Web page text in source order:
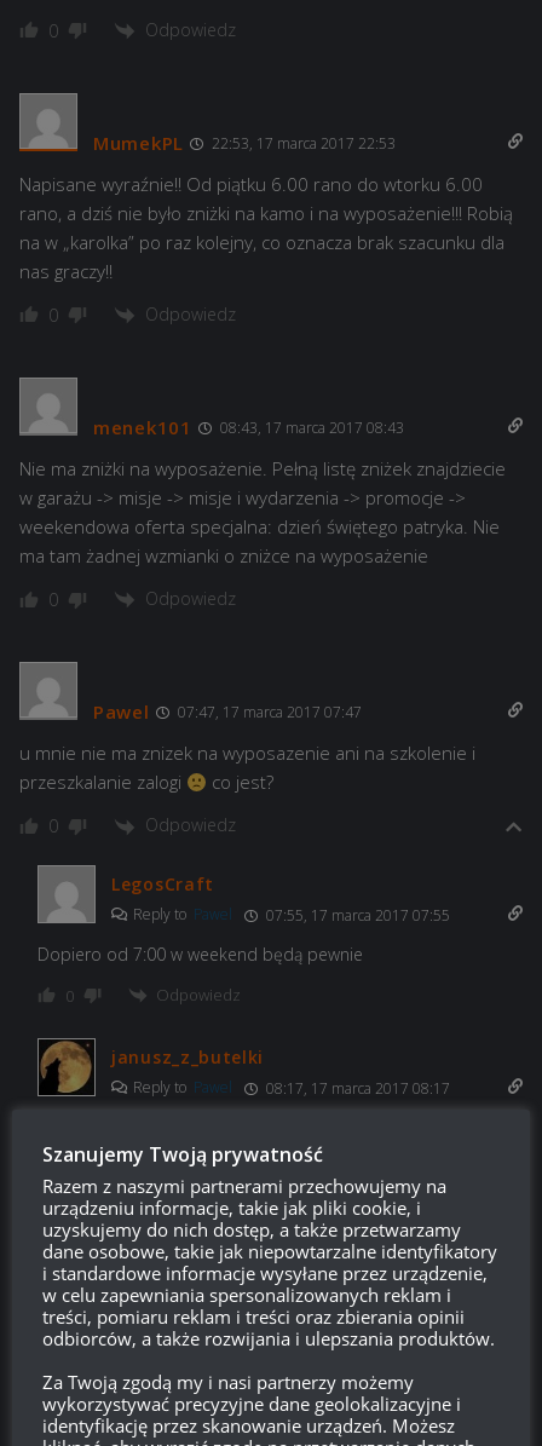
0 Odpowiedz
MumekPL 22:53, 17 marca 2017 22:53
Napisane wyraźnie!! Od piątku 6.00 rano do wtorku 6.00
rano, a dziś nie było zniżki na kamo i na wyposażenie!!! Robią
na w „karolka” po raz kolejny, co oznacza brak szacunku dla
nas graczy!!
0 Odpowiedz
menek101 08:43, 17 marca 2017 08:43
Nie ma zniżki na wyposażenie. Pełną listę zniżek znajdziecie
w garażu -> misje -> misje i wydarzenia -> promocje ->
weekendowa oferta specjalna: dzień świętego patryka. Nie
ma tam żadnej wzmianki o zniżce na wyposażenie
0 Odpowiedz
Pawel 07:47, 17 marca 2017 07:47
u mnie nie ma znizek na wyposazenie ani na szkolenie i
przeszkalanie zalogi
co jest?
0 Odpowiedz
LegosCraft
Reply to Pawel 07:55, 17 marca 2017 07:55
Dopiero od 7:00 w weekend będą pewnie
0 Odpowiedz
janusz_z_butelki
Reply to Pawel 08:17, 17 marca 2017 08:17
przeszkolenie
0 Odpowiedz
LegosCraft 07:12, 17 marca 2017 07:12
A nie zaraz jest napisane 50% wyposażenie a nie ma tego na
zdjęciu
0 Odpowiedz
Szanujemy Twoją prywatność
Razem z naszymi partnerami przechowujemy na
urządzeniu informacje, takie jak pliki cookie, i
uzyskujemy do nich dostęp, a także przetwarzamy
dane osobowe, takie jak niepowtarzalne identyfikatory
i standardowe informacje wysyłane przez urządzenie,
w celu zapewniania spersonalizowanych reklam i
treści, pomiaru reklam i treści oraz zbierania opinii
odbiorców, a także rozwijania i ulepszania produktów.
Za Twoją zgodą my i nasi partnerzy możemy
wykorzystywać precyzyjne dane geolokalizacyjne i
identyfikację przez skanowanie urządzeń. Możesz